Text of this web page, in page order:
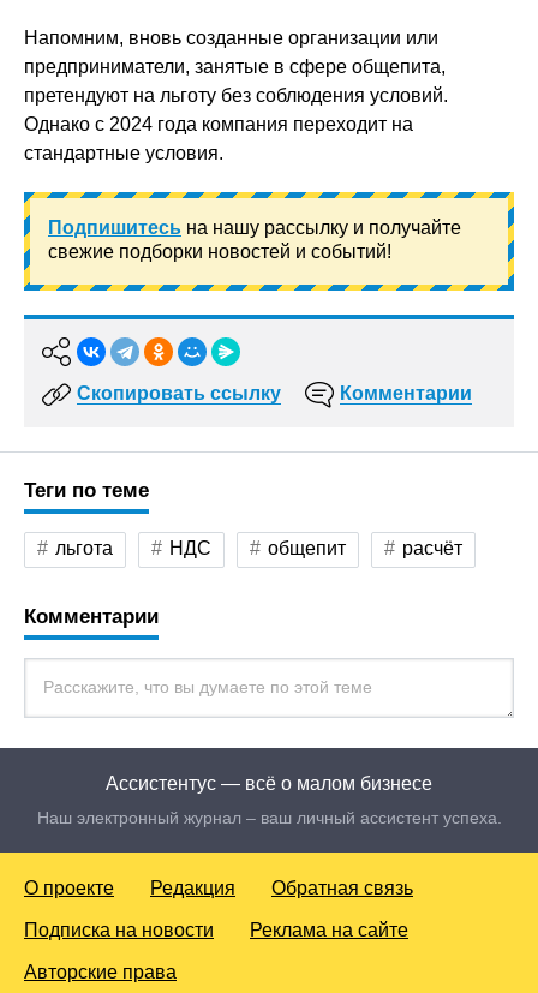
Напомним, вновь созданные организации или
предприниматели, занятые в сфере общепита,
претендуют на льготу без соблюдения условий.
Однако с 2024 года компания переходит на
стандартные условия.
Подпишитесь на нашу рассылку и получайте
свежие подборки новостей и событий!
Скопировать ссылку Комментарии
Теги по теме
льгота НДС общепит расчёт
Комментарии
Ассистентус — всё о малом бизнесе
Наш электронный журнал – ваш личный ассистент успеха.
О проекте Редакция Обратная связь
Подписка на новости Реклама на сайте
Авторские права